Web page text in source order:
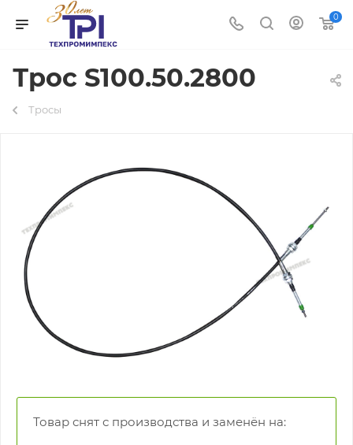
0
Трос S100.50.2800
Тросы
Товар снят с производства и заменён на: